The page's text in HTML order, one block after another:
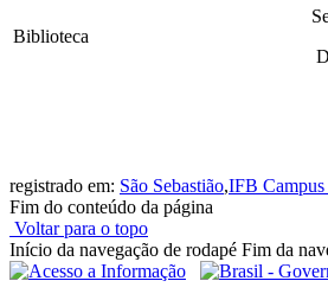
Biblioteca
registrado em: São Sebastião,IFB Campus
Fim do conteúdo da página
Voltar para o topo
Início da navegação de rodapé Fim da